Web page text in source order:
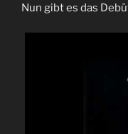
Nun gibt es das